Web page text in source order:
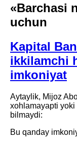
«Barchasi
uchun
Kapital
ikkilamchi
imkoniyat
Aytaylik, Mijoz
xohlamayapti
bilmaydi:
Bu qanday